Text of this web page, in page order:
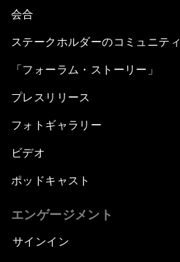
会合
ステークホルダーのコミュニティ
「フォーラム・ストーリー」
プレスリリース
フォトギャラリー
ビデオ
ポッドキャスト
エンゲージメント
サインイン